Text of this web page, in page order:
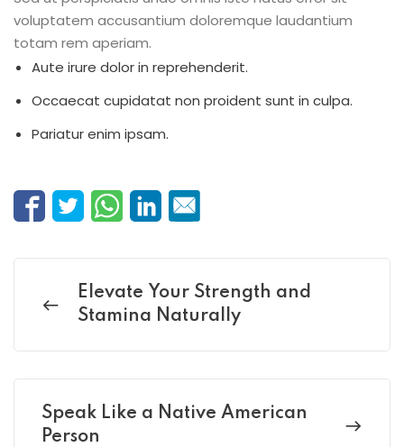
voluptatem accusantium doloremque laudantium
totam rem aperiam.
Aute irure dolor in reprehenderit.
Occaecat cupidatat non proident sunt in culpa.
Pariatur enim ipsam.
Elevate Your Strength and
Stamina Naturally
Speak Like a Native American
Person